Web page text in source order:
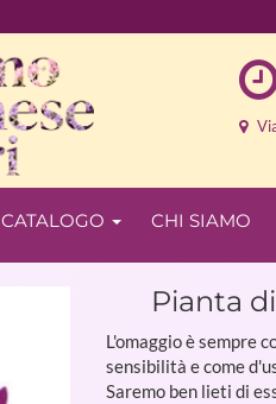
CATALOGO CHI SIAMO
Pianta
L'omaggio è sempre
sensibilità e come
Saremo ben lieti di